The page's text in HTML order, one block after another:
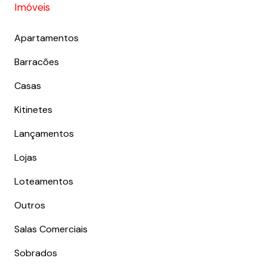
Imóveis
Apartamentos
Barracões
Casas
Kitinetes
Lançamentos
Lojas
Loteamentos
Outros
Salas Comerciais
Sobrados